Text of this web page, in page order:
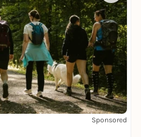
Sponsored